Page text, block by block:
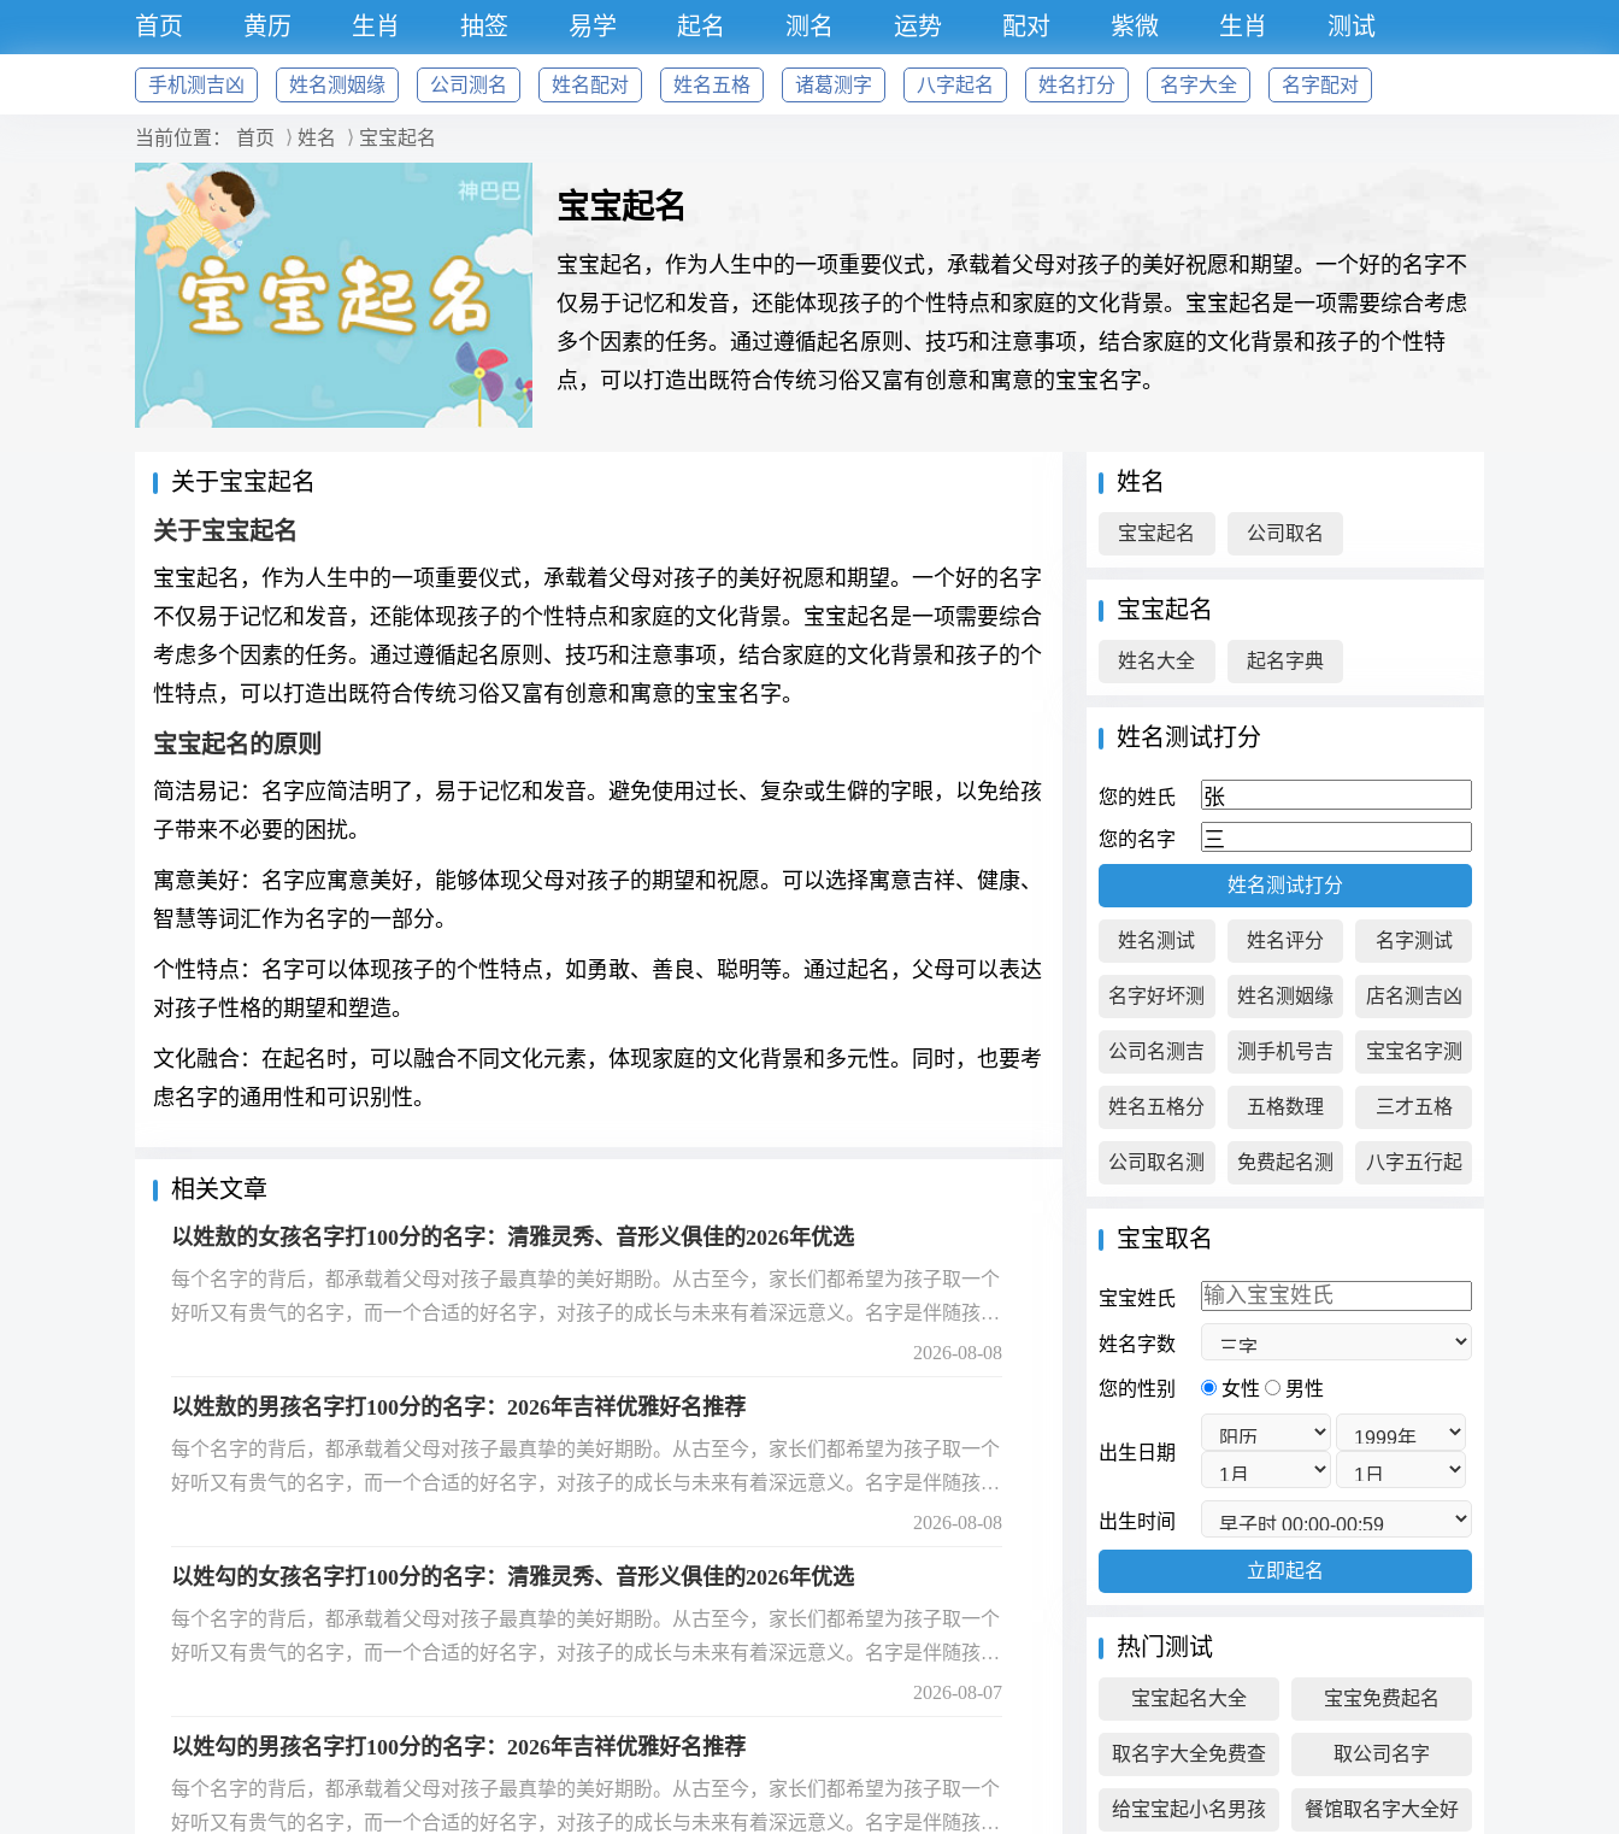
首页 黄历 生肖 抽签 易学 起名 测名 运势 配对 紫微 生肖 测试
号码
手机测吉凶 姓名测姻缘 公司测名 姓名配对 姓名五格 诸葛测字 八字起名 姓名打分 名字大全 名字配对
当前位置： 首页 姓名 宝宝起名
宝宝起名
宝宝起名，作为人生中的一项重要仪式，承载着父母对孩子的美好祝愿和期望。一个好的名字不
仅易于记忆和发音，还能体现孩子的个性特点和家庭的文化背景。宝宝起名是一项需要综合考虑
多个因素的任务。通过遵循起名原则、技巧和注意事项，结合家庭的文化背景和孩子的个性特
点，可以打造出既符合传统习俗又富有创意和寓意的宝宝名字。
关于宝宝起名
关于宝宝起名
宝宝起名，作为人生中的一项重要仪式，承载着父母对孩子的美好祝愿和期望。一个好的名字
不仅易于记忆和发音，还能体现孩子的个性特点和家庭的文化背景。宝宝起名是一项需要综合
考虑多个因素的任务。通过遵循起名原则、技巧和注意事项，结合家庭的文化背景和孩子的个
性特点，可以打造出既符合传统习俗又富有创意和寓意的宝宝名字。
宝宝起名的原则
简洁易记：名字应简洁明了，易于记忆和发音。避免使用过长、复杂或生僻的字眼，以免给孩
子带来不必要的困扰。
寓意美好：名字应寓意美好，能够体现父母对孩子的期望和祝愿。可以选择寓意吉祥、健康、
智慧等词汇作为名字的一部分。
个性特点：名字可以体现孩子的个性特点，如勇敢、善良、聪明等。通过起名，父母可以表达
对孩子性格的期望和塑造。
文化融合：在起名时，可以融合不同文化元素，体现家庭的文化背景和多元性。同时，也要考
虑名字的通用性和可识别性。
相关文章
以姓敖的女孩名字打100分的名字：清雅灵秀、音形义俱佳的2026年优选
每个名字的背后，都承载着父母对孩子最真挚的美好期盼。从古至今，家长们都希望为孩子取一个
好听又有贵气的名字，而一个合适的好名字，对孩子的成长与未来有着深远意义。名字是伴随孩子
一生的专属符号，用字、寓意与组合都需要精心挑选，才能真正贴合孩子的气质与运势。2026 年
佳的宝宝名字，助力家长轻松为孩子选个好名。
2026-08-08
以姓敖的男孩名字打100分的名字：2026年吉祥优雅好名推荐
每个名字的背后，都承载着父母对孩子最真挚的美好期盼。从古至今，家长们都希望为孩子取一个
好听又有贵气的名字，而一个合适的好名字，对孩子的成长与未来有着深远意义。名字是伴随孩子
一生的专属符号，用字、寓意与组合都需要精心挑选，才能真正贴合孩子的气质与运势。2026 年
佳的宝宝名字，助力家长轻松为孩子选个好名。
2026-08-08
以姓勾的女孩名字打100分的名字：清雅灵秀、音形义俱佳的2026年优选
每个名字的背后，都承载着父母对孩子最真挚的美好期盼。从古至今，家长们都希望为孩子取一个
好听又有贵气的名字，而一个合适的好名字，对孩子的成长与未来有着深远意义。名字是伴随孩子
一生的专属符号，用字、寓意与组合都需要精心挑选，才能真正贴合孩子的气质与运势。2026 年
佳的宝宝名字，助力家长轻松为孩子选个好名。
2026-08-07
以姓勾的男孩名字打100分的名字：2026年吉祥优雅好名推荐
每个名字的背后，都承载着父母对孩子最真挚的美好期盼。从古至今，家长们都希望为孩子取一个
好听又有贵气的名字，而一个合适的好名字，对孩子的成长与未来有着深远意义。名字是伴随孩子
姓名
宝宝起名 公司取名
宝宝起名
姓名大全 起名字典
姓名测试打分
您的姓氏
您的名字
姓名测试 姓名评分 名字测试
名字好坏测
试
姓名测姻缘 店名测吉凶
公司名测吉
凶
测手机号吉
凶
宝宝名字测
试
姓名五格分
析
五格数理 三才五格
公司取名测 免费起名测 八字五行起
宝宝取名
宝宝姓氏
姓名字数
您的性别 女性 男性
出生日期
出生时间
热门测试
宝宝起名大全 宝宝免费起名
取名字大全免费查
询
取公司名字
给宝宝起小名男孩 餐馆取名字大全好